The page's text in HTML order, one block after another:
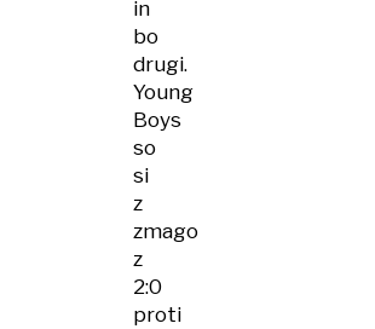
in
bo
drugi.
Young
Boys
so
si
z
zmago
z
2:0
proti